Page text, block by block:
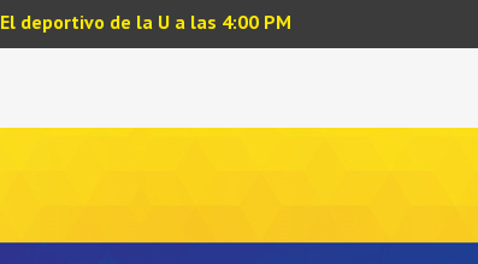
El deportivo de la U a las 4:00 PM